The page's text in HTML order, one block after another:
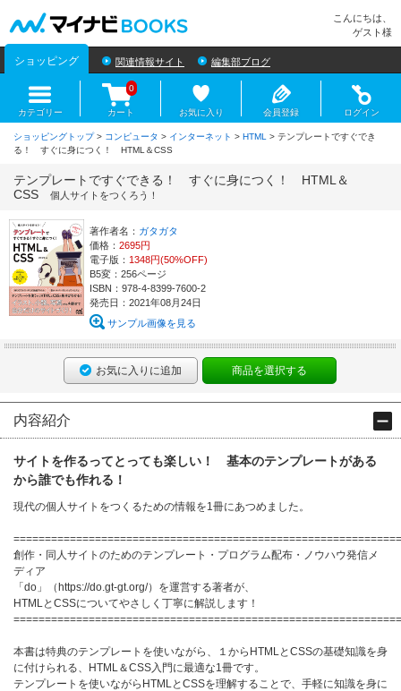
こんにちは、
ゲスト様
ショッピング 関連情報サイト 編集部ブログ
カテゴリー カート
0
お気に入り 会員登録 ログイン
ショッピングトップ> コンピュータ > インターネット > HTML
> テンプレートですぐでき
る！ すぐに身につく！ HTML＆CSS
テンプレートですぐできる！ すぐに身につく！ HTML＆
CSS
個人サイトをつくろう！
著作者名： ガタガタ
価格： 2695円
電子版： 1348円(50%OFF)
B5変：256ページ
ISBN：978-4-8399-7600-2
発売日：2021年08月24日
サンプル画像を見る
お気に入りに追加 商品を選択する
内容紹介
サイトを作るってとっても楽しい！ 基本のテンプレートがある
から誰でも作れる！
現代の個人サイトをつくるための情報を1冊にあつめました。
創作・同人サイトのためのテンプレート・プログラム配布・ノウハウ発信メ
ディア
「do」（https://do.gt-gt.org/）を運営する著者が、
HTMLとCSSについてやさしく丁寧に解説します！
本書は特典のテンプレートを使いながら、１からHTMLとCSSの基礎知識を身
に付けられる、HTML＆CSS入門に最適な1冊です。
テンプレートを使いながらHTMLとCSSを理解することで、手軽に知識を身に